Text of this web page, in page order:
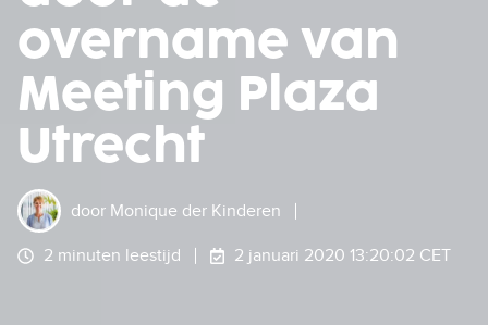
overname van
Meeting Plaza
Utrecht
door Monique der Kinderen
2 minuten leestijd 2 januari 2020 13:20:02 CET